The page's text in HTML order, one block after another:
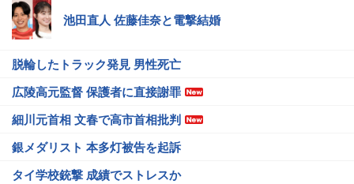
池田直人 佐藤佳奈と電撃結婚
脱輪したトラック発見 男性死亡
広陵高元監督 保護者に直接謝罪
細川元首相 文春で高市首相批判
銀メダリスト 本多灯被告を起訴
タイ学校銃撃 成績でストレスか